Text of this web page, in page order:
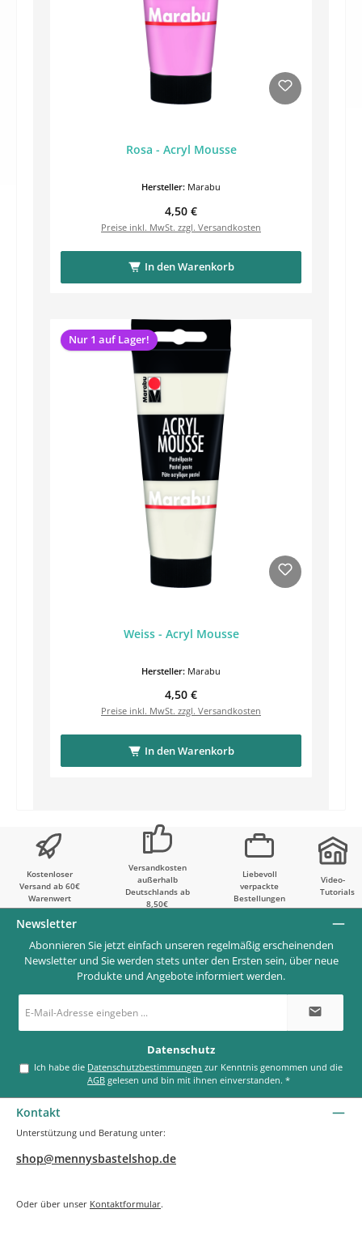
Rosa - Acryl Mousse
Hersteller: Marabu
Regulärer Preis:
4,50 €
Preise inkl. MwSt. zzgl. Versandkosten
In den Warenkorb
Nur 1 auf Lager!
Weiss - Acryl Mousse
Hersteller: Marabu
Regulärer Preis:
4,50 €
Preise inkl. MwSt. zzgl. Versandkosten
In den Warenkorb
Kostenloser
Versand ab 60€
Warenwert
Versandkosten
außerhalb
Deutschlands ab
8,50€
Liebevoll
verpackte
Bestellungen
Video-
Tutorials
Newsletter
Abonnieren Sie jetzt einfach unseren regelmäßig erscheinenden
Newsletter und Sie werden stets unter den Ersten sein, über neue
Produkte und Angebote informiert werden.
E-
Mail-
*
Datenschutz
Ich habe die Datenschutzbestimmungen
AGB gelesen und bin mit ihnen einverstanden.*
Kontakt
Unterstützung und Beratung unter:
shop@mennysbastelshop.de
Oder über unser Kontaktformular.